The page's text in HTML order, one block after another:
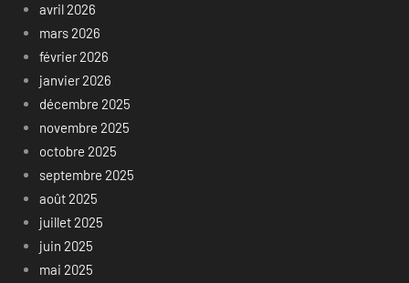
avril 2026
mars 2026
février 2026
janvier 2026
décembre 2025
novembre 2025
octobre 2025
septembre 2025
août 2025
juillet 2025
juin 2025
mai 2025